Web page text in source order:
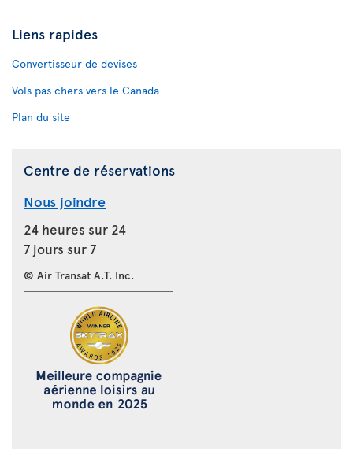
Liens rapides
Convertisseur de devises
Vols pas chers vers le Canada
Plan du site
Centre de réservations
Nous joindre
24 heures sur 24
7 jours sur 7
© Air Transat A.T. Inc.